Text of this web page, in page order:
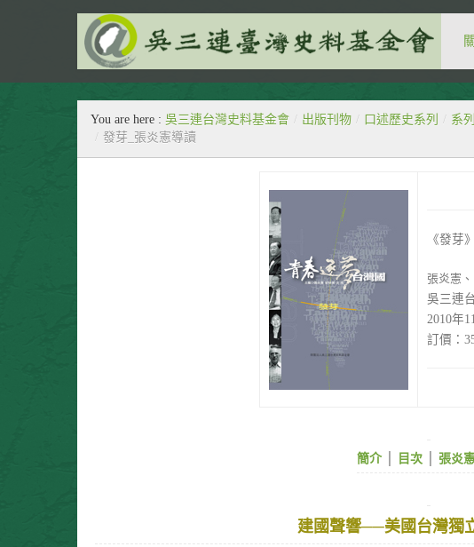
民間的‧生活的‧史料的
You are here : 吳三連台灣史料基金會 / 出版刊物 / 口述歷史系列 / 系
/ 發芽_張炎憲導讀
《發芽》
張炎憲
吳三連
2010年
訂價：
簡介│ 目次 張炎
建國聲響──美國台灣獨